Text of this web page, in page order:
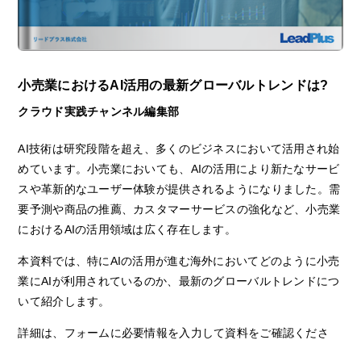
小売業におけるAI活用の最新グローバルトレンドは?
クラウド実践チャンネル編集部
AI技術は研究段階を超え、多くのビジネスにおいて活用され始
めています。小売業においても、AIの活用により新たなサービ
スや革新的なユーザー体験が提供されるようになりました。需
要予測や商品の推薦、カスタマーサービスの強化など、小売業
におけるAIの活用領域は広く存在します。
本資料では、特にAIの活用が進む海外においてどのように小売
業にAIが利用されているのか、最新のグローバルトレンドにつ
いて紹介します。
詳細は、フォームに必要情報を入力して資料をご確認くださ